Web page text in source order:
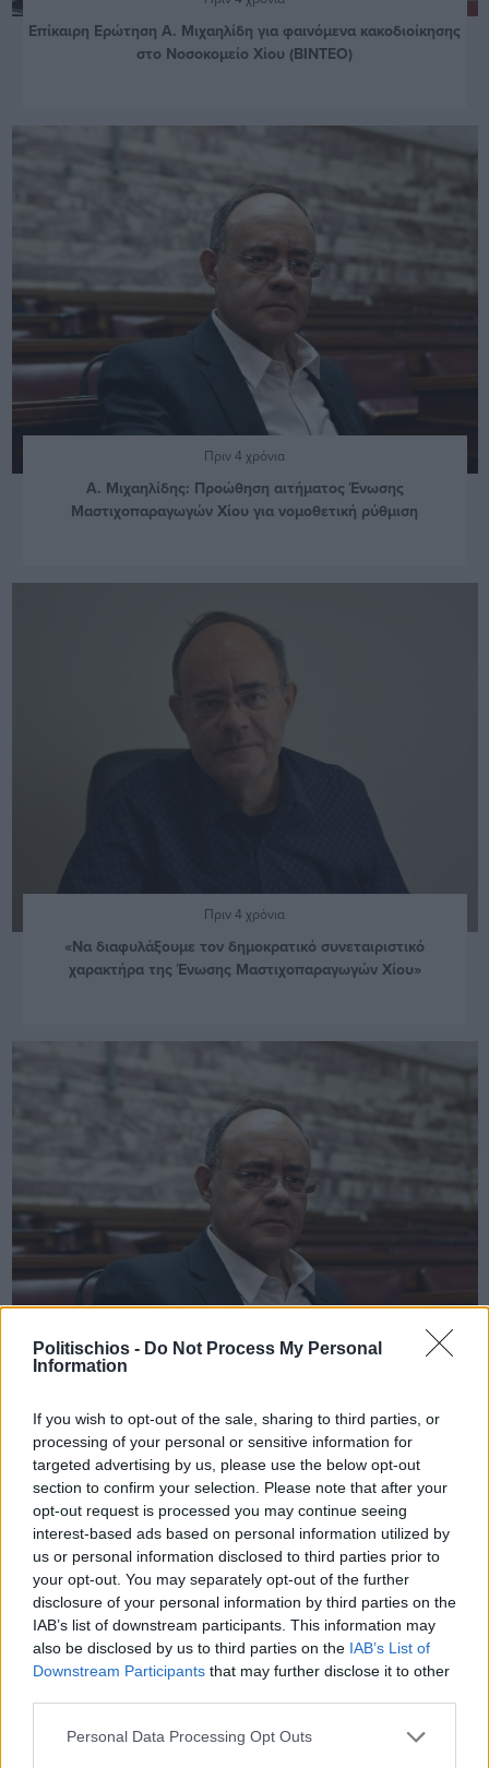
Politischios - Do Not Process My Personal
Information
If you wish to opt-out of the sale, sharing to third parties, or
processing of your personal or sensitive information for
targeted advertising by us, please use the below opt-out
section to confirm your selection. Please note that after your
opt-out request is processed you may continue seeing
interest-based ads based on personal information utilized by
us or personal information disclosed to third parties prior to
your opt-out. You may separately opt-out of the further
disclosure of your personal information by third parties on the
IAB’s list of downstream participants. This information may
also be disclosed by us to third parties on the IAB’s List of
Downstream Participants that may further disclose it to other
Personal Data Processing Opt Outs
Επίκαιρη Ερώτηση Α. Μιχαηλίδη για φαινόμενα κακοδιοίκησης
στο Νοσοκομείο Χίου (ΒΙΝΤΕΟ)
Πριν 4 χρόνια
Α. Μιχαηλίδης: Προώθηση αιτήματος Ένωσης
Μαστιχοπαραγωγών Χίου για νομοθετική ρύθμιση
Πριν 4 χρόνια
«Να διαφυλάξουμε τον δημοκρατικό συνεταιριστικό
χαρακτήρα της Ένωσης Μαστιχοπαραγωγών Χίου»
νέους που αναζητούν εργασία το νομοσχέδιο γι ...